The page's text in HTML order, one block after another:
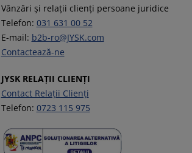
Vânzări și relații clienți persoane juridice
Telefon: 031 631 00 52
E-mail: b2b-ro@JYSK.com
Contactează-ne
JYSK RELAȚII CLIENȚI
Contact Relații Clienți
Telefon: 0723 115 975